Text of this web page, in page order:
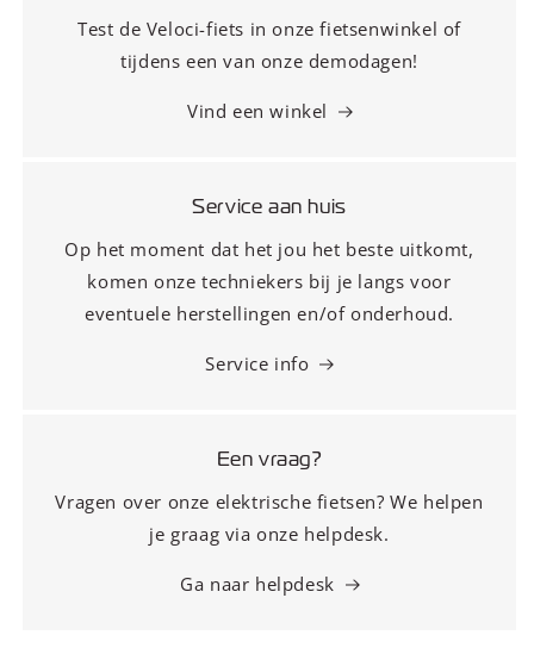
Test de Veloci-fiets in onze fietsenwinkel of
tijdens een van onze demodagen!
Vind een winkel
Service aan huis
Op het moment dat het jou het beste uitkomt,
komen onze techniekers bij je langs voor
eventuele herstellingen en/of onderhoud.
Service info
Een vraag?
Vragen over onze elektrische fietsen? We helpen
je graag via onze helpdesk.
Ga naar helpdesk